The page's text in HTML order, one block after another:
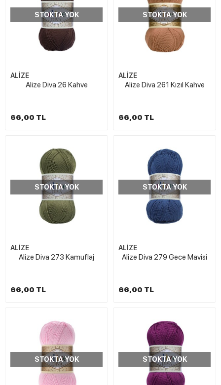
STOKTA YOK
ALİZE
Alize Diva 26 Kahve
66,00 TL
STOKTA YOK
ALİZE
Alize Diva 261 Kızıl Kahve
66,00 TL
STOKTA YOK
ALİZE
Alize Diva 273 Kamuflaj
66,00 TL
STOKTA YOK
ALİZE
Alize Diva 279 Gece Mavisi
66,00 TL
STOKTA YOK STOKTA YOK